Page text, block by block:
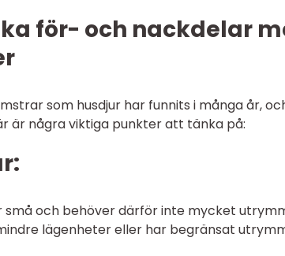
för- och nackdelar
som husdjur har funnits i många år,
är några viktiga punkter att tänka på:
små och behöver därför inte mycket
lägenheter eller har begränsat